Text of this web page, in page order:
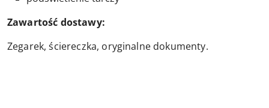
Zawartość dostawy:
Zegarek, ściereczka, oryginalne dokumenty.